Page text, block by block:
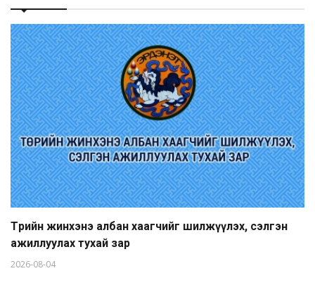
Төрийн жинхэнэ албан хаагчийг шилжүүлэх, сэлгэн
ажиллуулах тухай зар
2026-08-04